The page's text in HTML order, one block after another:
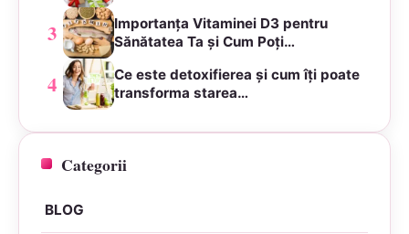
3
Importanța Vitaminei D3 pentru
Sănătatea Ta și Cum Poți…
4
Ce este detoxifierea și cum îți poate
transforma starea…
Categorii
BLOG